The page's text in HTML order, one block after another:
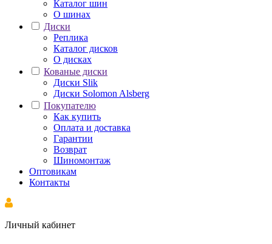
Каталог шин
О шинах
Диски
Реплика
Каталог дисков
О дисках
Кованые диски
Диски Slik
Диски Solomon Alsberg
Покупателю
Как купить
Оплата и доставка
Гарантии
Возврат
Шиномонтаж
Оптовикам
Контакты
Личный кабинет